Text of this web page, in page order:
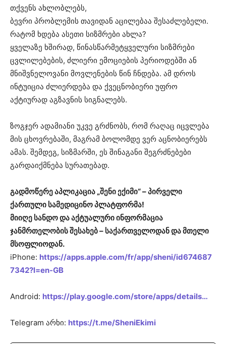
თქვენს ახლობლებს,
ბევრი პრობლემის თავიდან აცილებაა შესაძლებელი.
რატომ ხდება ასეთი სიზმრები ახლა?
ყველაზე ხშირად, წინასწარმეტყველური სიზმრები
ცვლილებების, ძლიერი ემოციების პერიოდებში ან
მნიშვნელოვანი მოვლენების წინ ჩნდება. ამ დროს
ინტუიცია ძლიერდება და ქვეცნობიერი უფრო
აქტიურად აგზავნის სიგნალებს.
ზოგჯერ ადამიანი უკვე გრძნობს, რომ რაღაც იცვლება
მის ცხოვრებაში, მაგრამ ბოლომდე ვერ აცნობიერებს
ამას. შემდეგ, სიზმარში, ეს შინაგანი შეგრძნებები
გარდაიქმნება სურათებად.
გადმოწერე აპლიკაცია „შენი ექიმი“ – პირველი
ქართული სამედიცინო პლატფორმა!
მიიღე სანდო და აქტუალური ინფორმაცია
ჯანმრთელობის შესახებ – საქართველოდან და მთელი
მსოფლიოდან.
iPhone: https://apps.apple.com/fr/app/sheni/id674687
7342?l=en-GB
Android: https://play.google.com/store/apps/details…
Telegram არხი: https://t.me/SheniEkimi